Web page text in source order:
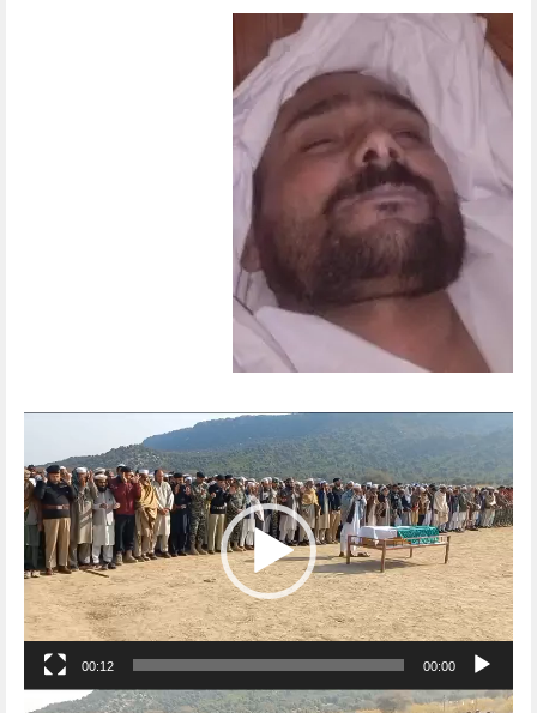
Video
Player
00:00
00:12
Video